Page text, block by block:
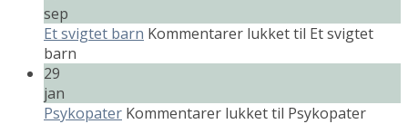
sep
Et svigtet barn Kommentarer lukkettil Et svigtet
barn
29
jan
Psykopater Kommentarer lukkettil Psykopater